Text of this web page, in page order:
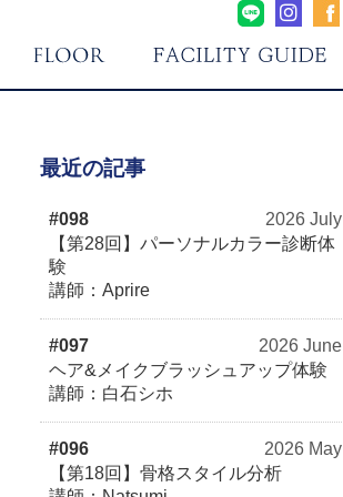
最近の記事
#098
2026 July
【第28回】パーソナルカラー診断体
験
講師：Aprire
#097
2026 June
ヘア&メイクブラッシュアップ体験
講師：白石シホ
#096
2026 May
【第18回】骨格スタイル分析